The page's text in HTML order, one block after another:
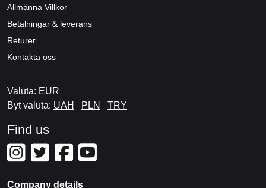
Allmänna Villkor
Betalningar & leverans
Returer
Kontakta oss
Valuta: EUR
Byt valuta: UAH PLN TRY
Find us
Company details